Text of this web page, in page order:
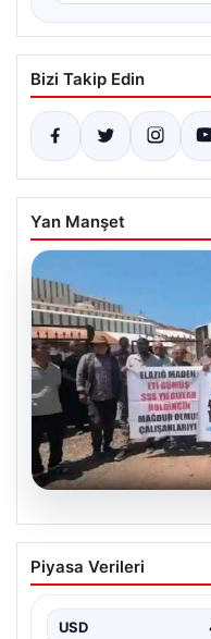
Bizi Takip Edin
Yan Manşet
Bağımsız
tutulmadı,
Piyasa Verileri
USD